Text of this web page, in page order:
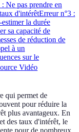
Ne pas prendre en
d'intérêtErreur n°3 :
la durée
sa capacité de
de réduction de
à un
sur le
Vidéo
qui permet de
pour réduire la
plus avantageux. En
des taux d'intérêt, le